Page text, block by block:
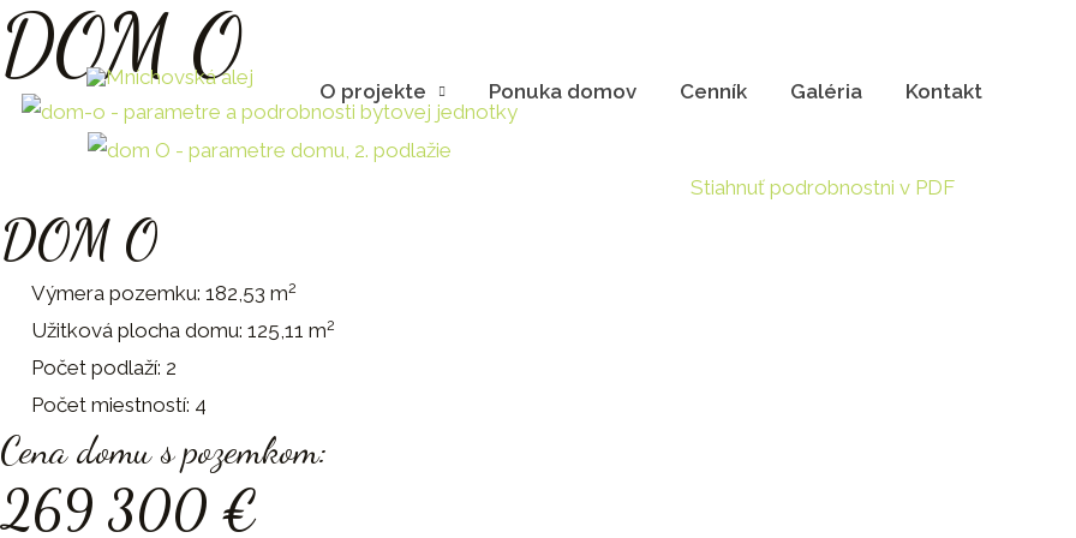
Preskočiť
na
obsah
O projekte Ponuka domov Cenník Galéria Kontakt
DOM O
Stiahnuť podrobnostni v PDF
DOM O
Výmera pozemku: 182,53 m2
Užitková plocha domu: 125,11 m2
Počet podlaží: 2
Počet miestností: 4
Cena domu s pozemkom:
269 300 €